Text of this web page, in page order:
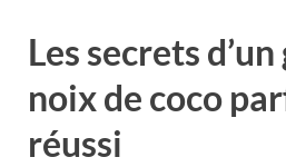
Les secrets
noix de coco
réussi